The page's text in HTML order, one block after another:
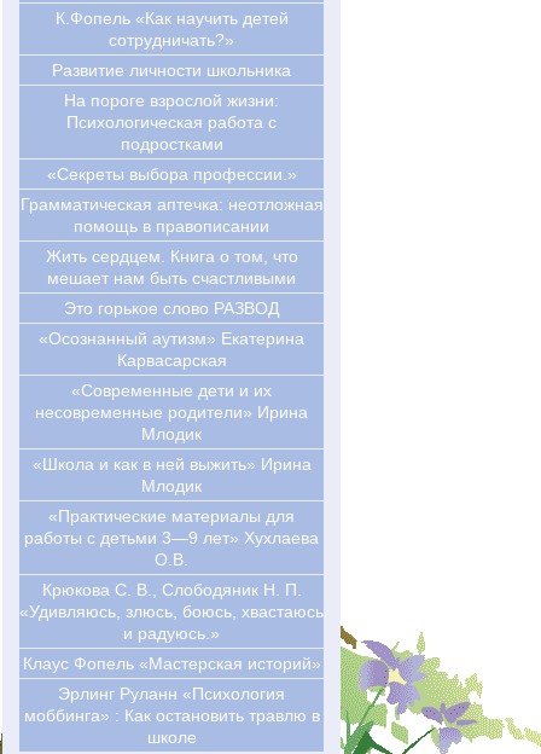
К.Фопель «Как научить детей
сотрудничать?»
Развитие личности школьника
На пороге взрослой жизни:
Психологическая работа с
подростками
«Секреты выбора профессии.»
Грамматическая аптечка: неотложная
помощь в правописании
Жить сердцем. Книга о том, что
мешает нам быть счастливыми
Это горькое слово РАЗВОД
«Осознанный аутизм» Екатерина
Карвасарская
«Современные дети и их
несовременные родители» Ирина
Млодик
«Школа и как в ней выжить» Ирина
Млодик
«Практические материалы для
работы с детьми 3—9 лет» Хухлаева
О.В.
Крюкова С. В., Слободяник Н. П.
«Удивляюсь, злюсь, боюсь, хвастаюсь
и радуюсь.»
Клаус Фопель «Мастерская историй»
Эрлинг Руланн «Психология
моббинга» : Как остановить травлю в
школе